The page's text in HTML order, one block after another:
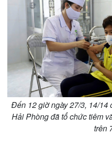
Đến 12 giờ ngày 27/3, 14/14
Hải Phòng đã tổ chức tiêm
trên